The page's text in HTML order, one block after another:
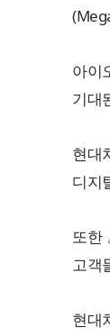
아이
기대
현대
디지
또한
고객
현대